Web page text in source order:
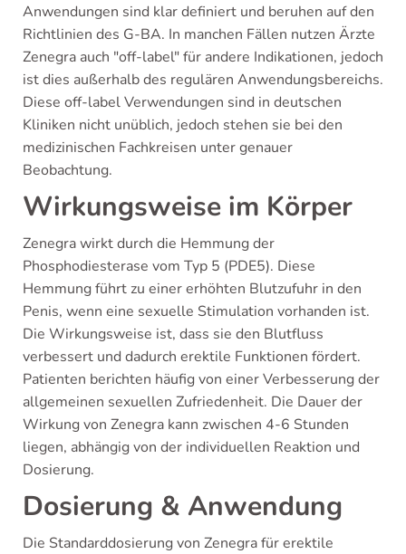
Anwendungen sind klar definiert und beruhen auf den
Richtlinien des G-BA. In manchen Fällen nutzen Ärzte
Zenegra auch "off-label" für andere Indikationen, jedoch
ist dies außerhalb des regulären Anwendungsbereichs.
Diese off-label Verwendungen sind in deutschen
Kliniken nicht unüblich, jedoch stehen sie bei den
medizinischen Fachkreisen unter genauer
Beobachtung.
Wirkungsweise im Körper
Zenegra wirkt durch die Hemmung der
Phosphodiesterase vom Typ 5 (PDE5). Diese
Hemmung führt zu einer erhöhten Blutzufuhr in den
Penis, wenn eine sexuelle Stimulation vorhanden ist.
Die Wirkungsweise ist, dass sie den Blutfluss
verbessert und dadurch erektile Funktionen fördert.
Patienten berichten häufig von einer Verbesserung der
allgemeinen sexuellen Zufriedenheit. Die Dauer der
Wirkung von Zenegra kann zwischen 4-6 Stunden
liegen, abhängig von der individuellen Reaktion und
Dosierung.
Dosierung & Anwendung
Die Standarddosierung von Zenegra für erektile